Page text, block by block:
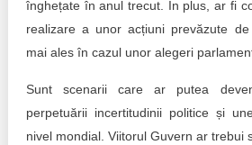
înghețate în anul trecut. În plus, ar fi
realizare a unor acțiuni prevăzute de
mai ales în cazul unor alegeri
Sunt scenarii care ar putea
perpetuării incertitudinii politice și
nivel mondial. Viitorul Guvern ar trebui